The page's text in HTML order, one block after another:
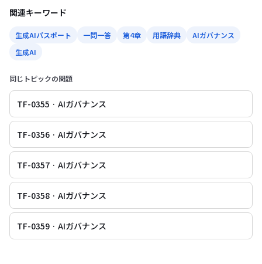
関連キーワード
生成AIパスポート 一問一答 第4章 用語辞典
AIガバナンス
生成AI
同じトピックの問題
TF-0355 · AIガバナンス
TF-0356 · AIガバナンス
TF-0357 · AIガバナンス
TF-0358 · AIガバナンス
TF-0359 · AIガバナンス